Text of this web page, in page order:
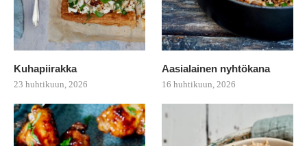
Kuhapiirakka
23 huhtikuun, 2026
Aasialainen nyhtökana
16 huhtikuun, 2026